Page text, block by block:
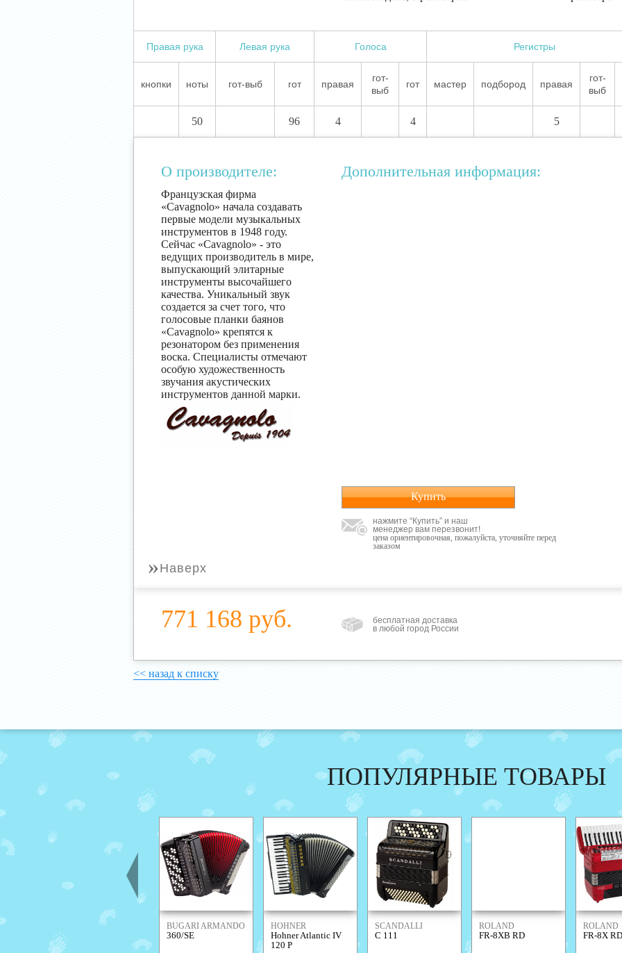
Правая рука Левая рука Голоса Регистры
кнопки ноты гот-выб гот правая
гот-
выб
гот мастер подбород правая
гот-
выб
50 96 4 4 5
О производителе:
Французская фирма
«Cavagnolo» начала создавать
первые модели музыкальных
инструментов в 1948 году.
Сейчас «Cavagnolo» - это
ведущих производитель в мире,
выпускающий элитарные
инструменты высочайшего
качества. Уникальный звук
создается за счет того, что
голосовые планки баянов
«Cavagnolo» крепятся к
резонатором без применения
воска. Специалисты отмечают
особую художественность
звучания акустических
инструментов данной марки.
Дополнительная информация:
Купить
нажмите “Купить” и наш
менеджер вам перезвонит!
цена ориентировочная, пожалуйста, уточняйте перед
заказом
» Наверх
771 168 руб.
бесплатная доставка
в любой город России
<< назад к списку
ПОПУЛЯРНЫЕ ТОВАРЫ
BUGARI ARMANDO
360/SE
HOHNER
Hohner Atlantic IV
120 P
SCANDALLI
C 111
ROLAND
FR-8XB RD
ROLAND
FR-8X RD